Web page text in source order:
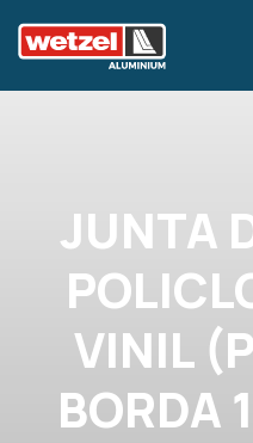
JUNTA
VINIL
BORDA